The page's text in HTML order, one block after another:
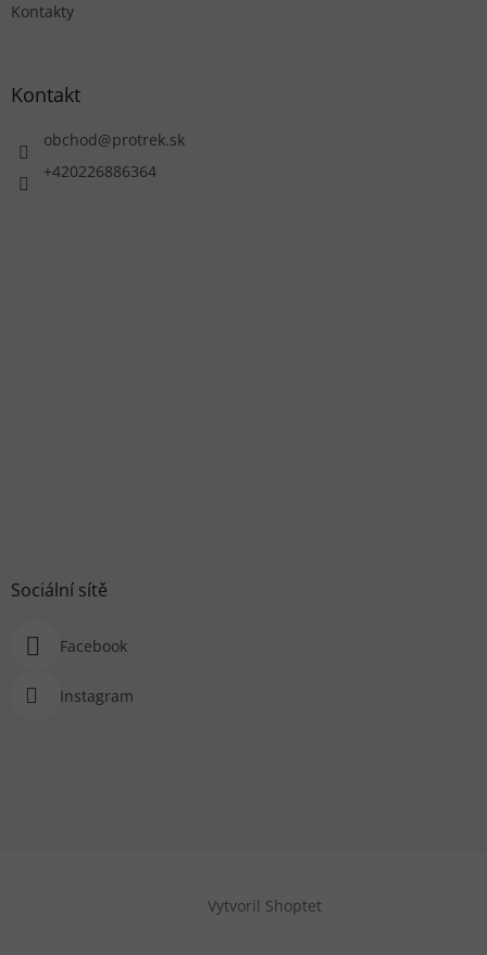
Kontakty
Kontakt
obchod@protrek.sk
+420226886364
Sociální sítě
Facebook
Instagram
Vytvoril Shoptet